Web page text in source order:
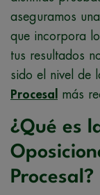
aseguramos
que incorpora
tus resultados
sido el nivel de
Procesal
más
¿Qué es
Procesal?